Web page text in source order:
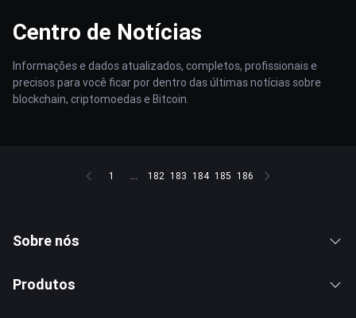
Centro de Notícias
Informações e dados atualizados, completos, profissionais e
precisos para você ficar por dentro das últimas notícias sobre
blockchain, criptomoedas e Bitcoin.
1 ... 182 183 184 185 186
Sobre nós
Produtos